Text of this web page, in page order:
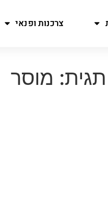
צרכנות ופנאי
תגית: מוסר